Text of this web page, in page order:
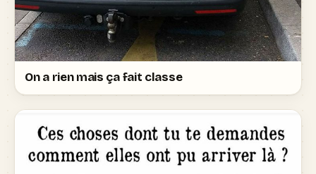
On a rien mais ça fait classe